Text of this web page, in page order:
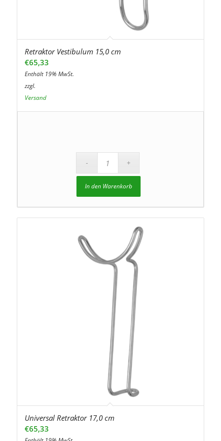
Retraktor Vestibulum 15,0 cm
€65,33
Enthält 19% MwSt.
zzgl.
Versand
In den Warenkorb
Universal Retraktor 17,0 cm
€65,33